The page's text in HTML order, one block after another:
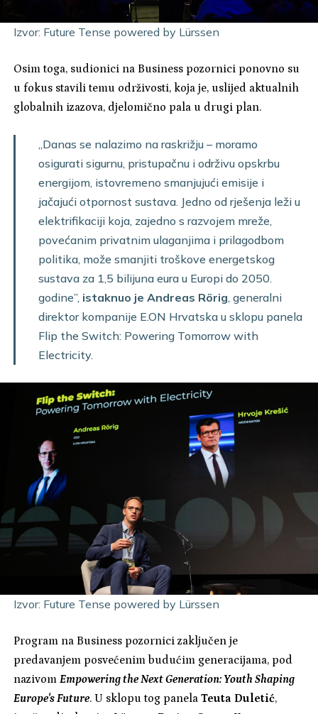
Izvor: Future Tense powered by Lürssen
Osim toga, sudionici na Business pozornici ponovno su
u fokus stavili temu održivosti, koja je, uslijed aktualnih
globalnih izazova, djelomično pala u drugi plan.
„Danas se nalazimo na raskrižju – moramo
osigurati sigurnu, pristupačnu i održivu opskrbu
energijom, istovremeno smanjujući emisije i
jačajući otpornost sustava. Jedno od rješenja leži u
elektrifikaciji koja, zajedno s razvojem mreže,
povećanim privatnim ulaganjima i prilagodbom
politika, može smanjiti troškove energetskog
sustava za 1,5 bilijuna eura u Europi do 2050.
godine”, istaknuo je Andreas Rörig, generalni
direktor kompanije E.ON Hrvatska u sklopu panela
Flip the Switch: Powering Tomorrow with
Electricity.
Izvor: Future Tense powered by Lürssen
Program na Business pozornici zaključen je
predavanjem posvećenim budućim generacijama, pod
nazivomEmpowering the Next Generation: Youth Shaping
Europe's Future. U sklopu tog panelaTeuta Duletić,